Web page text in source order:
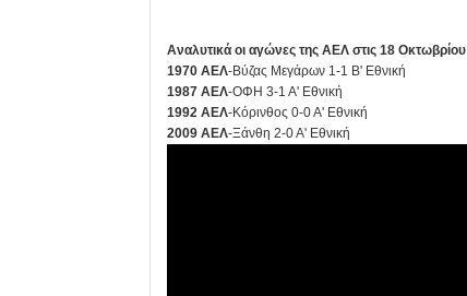
Αναλυτικά οι αγώνες της ΑΕΛ στις 18 Οκτωβρίου
1970 ΑΕΛ-Βύζας Μεγάρων 1-1 Β' Εθνική
1987 ΑΕΛ-ΟΦΗ 3-1 Α' Εθνική
1992 ΑΕΛ-Κόρινθος 0-0 Α' Εθνική
2009 ΑΕΛ-Ξάνθη 2-0 Α' Εθνική